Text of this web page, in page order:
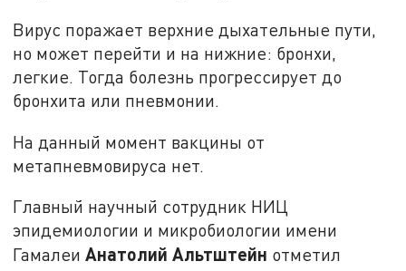
Вирус поражает верхние дыхательные пути,
но может перейти и на нижние: бронхи,
легкие. Тогда болезнь прогрессирует до
бронхита или пневмонии.
На данный момент вакцины от
метапневмовируса нет.
Главный научный сотрудник НИЦ
эпидемиологии и микробиологии имени
ГамалеиАнатолий Альтштейн отметил